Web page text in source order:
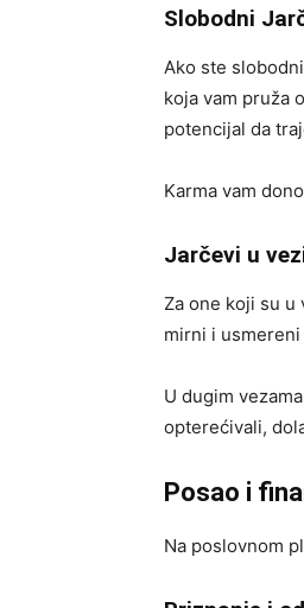
Slobodni
Ako ste
koja vam pruža
potencijal da
Karma vam
Jarčevi u
Za one koji su
mirni i
U dugim
opterećivali,
Posao i
Na poslovnom